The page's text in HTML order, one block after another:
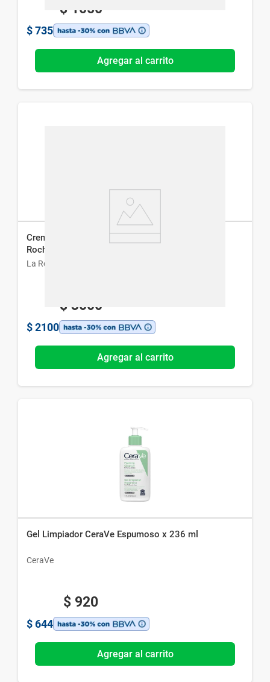
$ 1050
$ 735
Agregar al carrito
Crema Hidratante Seborregulador Matificante La
Roche-Posay Effaclar Mat x 40ml
La Roche-Posay
$ 3000
$ 2100
Agregar al carrito
Gel Limpiador CeraVe Espumoso x 236 ml
CeraVe
$ 920
$ 644
Agregar al carrito